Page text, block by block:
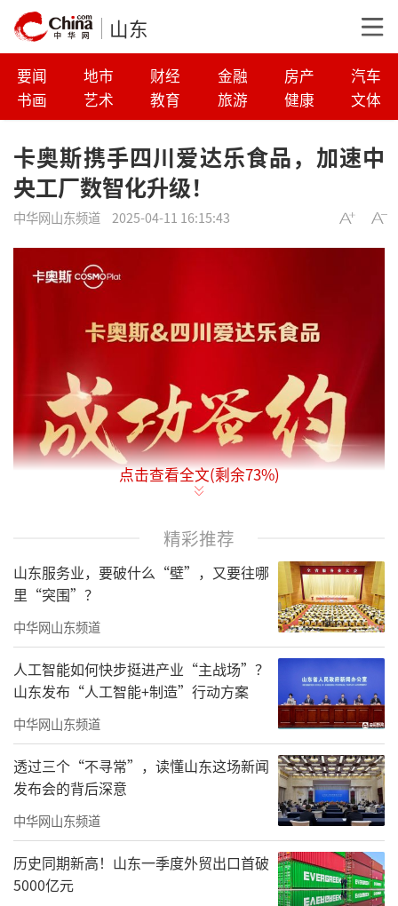
山东
要闻 地市 财经 金融 房产
汽车
书画
艺术 教育 旅游 健康 文体
卡奥斯携手四川爱达乐食品，加速中
央工厂数智化升级！
中华网山东频道 2025-04-11 16:15:43
点击查看全文(剩余73%)
精彩推荐
山东服务业，要破什么“壁”，又要往哪
里“突围”？
中华网山东频道
人工智能如何快步挺进产业“主战场”？
山东发布“人工智能+制造”行动方案
中华网山东频道
透过三个“不寻常”，读懂山东这场新闻
发布会的背后深意
中华网山东频道
历史同期新高！山东一季度外贸出口首破
5000亿元